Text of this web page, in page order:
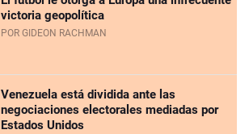
victoria geopolítica
POR GIDEON RACHMAN
Venezuela está dividida ante las
negociaciones electorales mediadas por
Estados Unidos